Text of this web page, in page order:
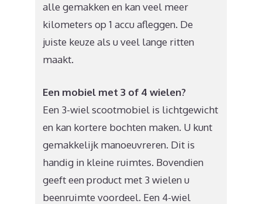
alle gemakken en kan veel meer
kilometers op 1 accu afleggen. De
juiste keuze als u veel lange ritten
maakt.
Een mobiel met 3 of 4 wielen?
Een 3-wiel scootmobiel is lichtgewicht
en kan kortere bochten maken. U kunt
gemakkelijk manoeuvreren. Dit is
handig in kleine ruimtes. Bovendien
geeft een product met 3 wielen u
beenruimte voordeel. Een 4-wiel